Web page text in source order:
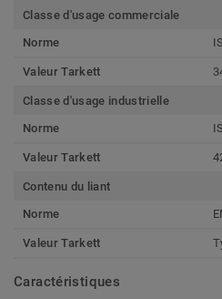
Classe d'usage commerciale
Norme
Valeur Tarkett
Classe d'usage industrielle
Norme
Valeur Tarkett
Contenu du liant
Norme
Valeur Tarkett
Caractéristiques